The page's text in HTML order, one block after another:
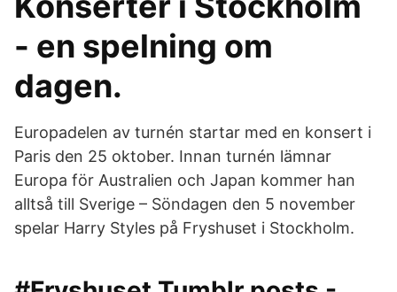
- en spelning om
dagen.
Europadelen av turnén startar med en konsert i
Paris den 25 oktober. Innan turnén lämnar
Europa för Australien och Japan kommer han
alltså till Sverige – Söndagen den 5 november
spelar Harry Styles på Fryshuset i Stockholm.